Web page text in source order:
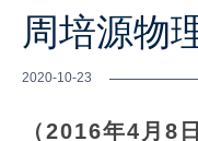
周培源物
2020-10-23
（2016年4月8